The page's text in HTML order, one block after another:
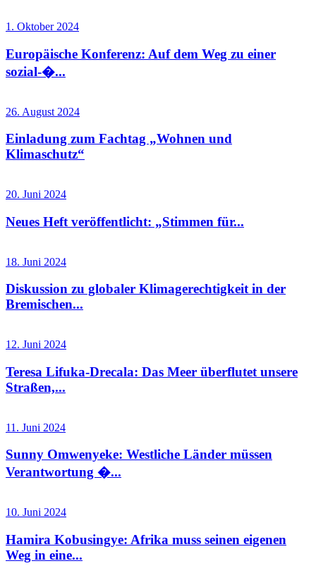
1. Oktober 2024
Europäische Konferenz: Auf dem Weg zu einer
sozial-�...
26. August 2024
Einladung zum Fachtag „Wohnen und
Klimaschutz“
20. Juni 2024
Neues Heft veröffentlicht: „Stimmen für...
18. Juni 2024
Diskussion zu globaler Klimagerechtigkeit in der
Bremischen...
12. Juni 2024
Teresa Lifuka-Drecala: Das Meer überflutet unsere
Straßen,...
11. Juni 2024
Sunny Omwenyeke: Westliche Länder müssen
Verantwortung �...
10. Juni 2024
Hamira Kobusingye: Afrika muss seinen eigenen
Weg in eine...